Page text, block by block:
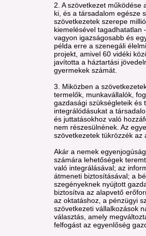
2. A szövetkezet működése
ki, és a társadalom egésze
szövetkezetek szerepe
kiemelésével tagadhatatlan
vagyon igazságosabb és
példa erre a szenegáli
projekt, amivel 60 vidéki
javította a háztartási
gyermekek számát.
3. Miközben a
termelők, munkavállalók,
gazdasági szükségleteik és
integrálódásukat a
és juttatásokhoz való
nem részesülnének. Az
szövetkezetek tükrözzék az
Akár a nemek
számára lehetőségek
való integrálásával; az
átmeneti biztosításával; a
szegényeknek nyújtott
biztosítva az alapvető
az oktatáshoz, a pénzügyi
szövetkezeti vállalkozások
választás, amely
felfogást az egyenlőség